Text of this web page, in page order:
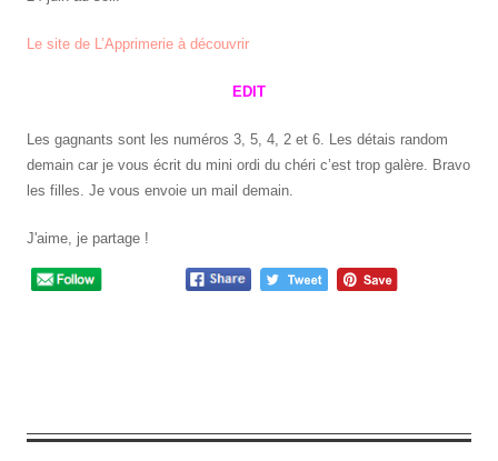
Le site de L’Apprimerie à découvrir
EDIT
Les gagnants sont les numéros 3, 5, 4, 2 et 6. Les détais random
demain car je vous écrit du mini ordi du chéri c’est trop galère. Bravo
les filles. Je vous envoie un mail demain.
J'aime, je partage !